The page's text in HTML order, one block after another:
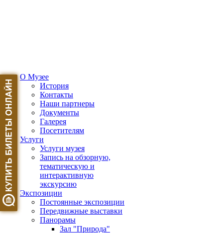
О Музее
История
Контакты
Наши партнеры
Документы
Галерея
Посетителям
Услуги
Услуги музея
Запись на обзорную,
тематическую и
интерактивную
экскурсию
Экспозиции
Постоянные экспозиции
Передвижные выставки
Панорамы
Зал "Природа"